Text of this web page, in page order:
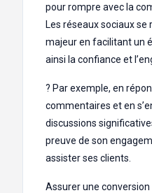
pour rompre avec la
Les réseaux sociaux
majeur en facilitant un
ainsi la confiance et
? Par exemple, en
commentaires et en
discussions
preuve de son
assister ses clients.
Assurer une